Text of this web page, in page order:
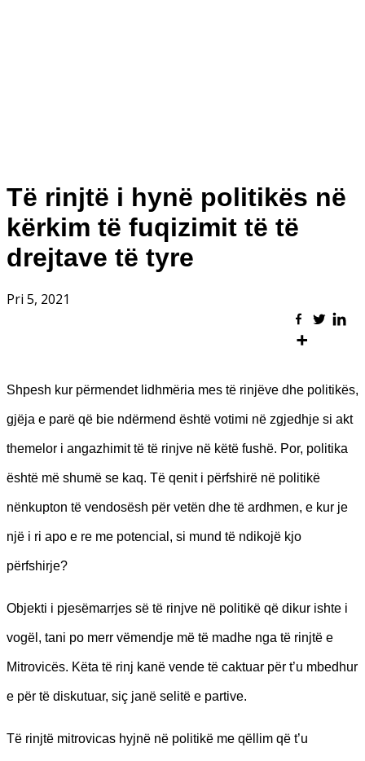
Të rinjtë i hynë politikës në
kërkim të fuqizimit të të
drejtave të tyre
Pri 5, 2021
Shpesh kur përmendet lidhmëria mes të rinjëve dhe politikës,
gjëja e parë që bie ndërmend është votimi në zgjedhje si akt
themelor i angazhimit të të rinjve në këtë fushë. Por, politika
është më shumë se kaq. Të qenit i përfshirë në politikë
nënkupton të vendosësh për vetën dhe të ardhmen, e kur je
një i ri apo e re me potencial, si mund të ndikojë kjo
përfshirje?
Objekti i pjesëmarrjes së të rinjve në politikë që dikur ishte i
vogël, tani po merr vëmendje më të madhe nga të rinjtë e
Mitrovicës. Këta të rinj kanë vende të caktuar për t’u mbedhur
e për të diskutuar, siç janë selitë e partive.
Të rinjtë mitrovicas hyjnë në politikë me qëllim që t’u